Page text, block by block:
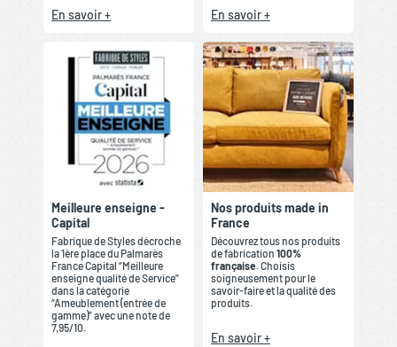
En savoir + En savoir +
Meilleure enseigne -
Capital
Fabrique de Styles décroche
la 1ère place du Palmarès
France Capital “Meilleure
enseigne qualité de Service”
dans la catégorie
“Ameublement (entrée de
gamme)” avec une note de
7,95/10.
Nos produits made in
France
Découvrez tous nos produits
de fabrication 100%
française. Choisis
soigneusement pour le
savoir-faire et la qualité des
produits.
En savoir +